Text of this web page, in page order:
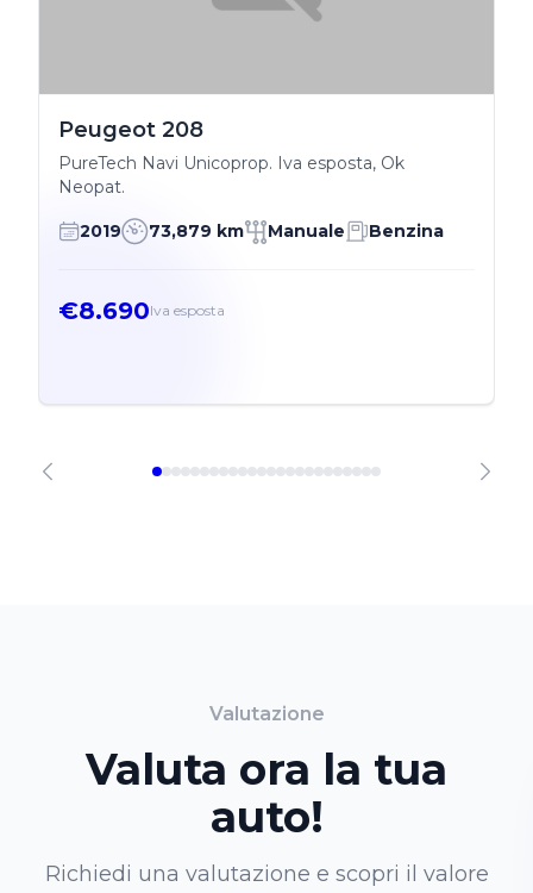
Peugeot 208
PureTech Navi Unicoprop. Iva esposta, Ok
Neopat.
2019 73,879 km Manuale Benzina
€8.690Iva esposta
Valutazione
Valuta ora la tua
auto!
Richiedi una valutazione e scopri il valore